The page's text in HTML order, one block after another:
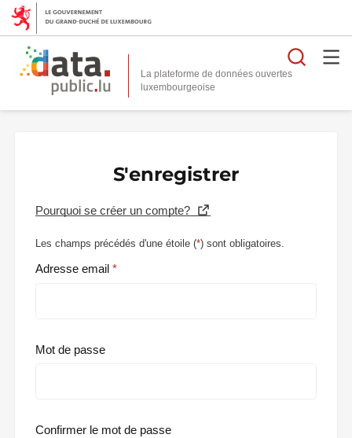
La plateforme de données ouvertes
S'enregistrer
Pourquoi se créer un compte?
Les champs précédés d'une étoile (*) sont obligatoires.
Adresse email
Mot de passe
Confirmer le mot de passe